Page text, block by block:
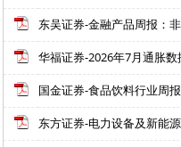
东吴证券-金融产品周报：
华福证券-2026年7月通胀
国金证券-食品饮料行业周
东方证券-电力设备及新能